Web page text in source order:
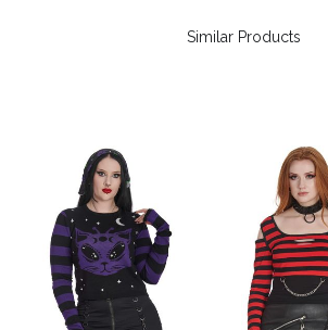
Similar Products